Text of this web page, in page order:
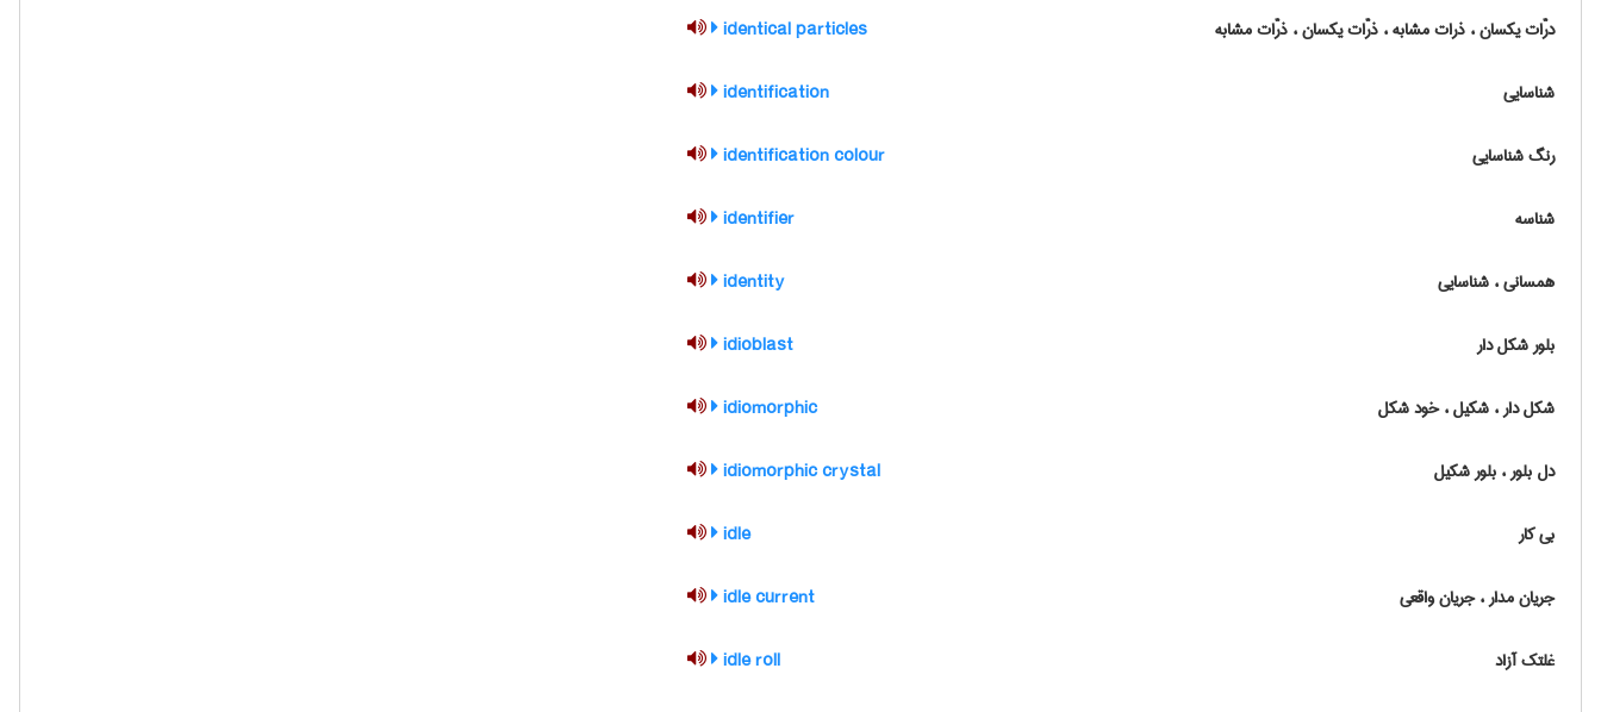
درّات یکسان ، ذرات مشابه ، ذرّات یکسان ، ذرّات مشابه identical particles
شناسایی identification
رنگ شناسایی identification colour
شناسه identifier
همسانی ، شناسایی identity
بلور شکل دار idioblast
شکل دار ، شکیل ، خود شکل idiomorphic
دل بلور ، بلور شکیل idiomorphic crystal
بی کار idle
جریان مدار ، جریان واقعی idle current
غلتک آزاد idle roll